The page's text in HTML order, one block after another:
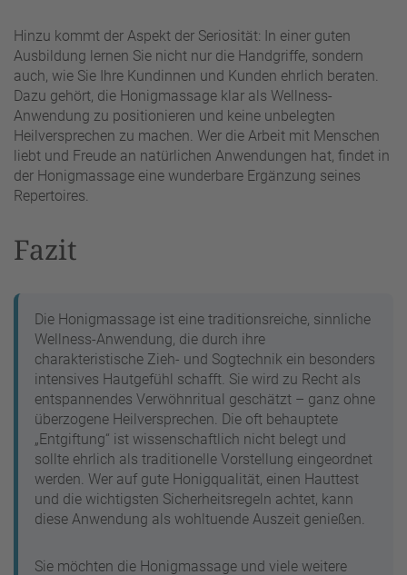
Hinzu kommt der Aspekt der Seriosität: In einer guten
Ausbildung lernen Sie nicht nur die Handgriffe, sondern
auch, wie Sie Ihre Kundinnen und Kunden ehrlich beraten.
Dazu gehört, die Honigmassage klar als Wellness-
Anwendung zu positionieren und keine unbelegten
Heilversprechen zu machen. Wer die Arbeit mit Menschen
liebt und Freude an natürlichen Anwendungen hat, findet in
der Honigmassage eine wunderbare Ergänzung seines
Repertoires.
Fazit
Die Honigmassage ist eine traditionsreiche, sinnliche
Wellness-Anwendung, die durch ihre
charakteristische Zieh- und Sogtechnik ein besonders
intensives Hautgefühl schafft. Sie wird zu Recht als
entspannendes Verwöhnritual geschätzt – ganz ohne
überzogene Heilversprechen. Die oft behauptete
„Entgiftung“ ist wissenschaftlich nicht belegt und
sollte ehrlich als traditionelle Vorstellung eingeordnet
werden. Wer auf gute Honigqualität, einen Hauttest
und die wichtigsten Sicherheitsregeln achtet, kann
diese Anwendung als wohltuende Auszeit genießen.
Sie möchten die Honigmassage und viele weitere